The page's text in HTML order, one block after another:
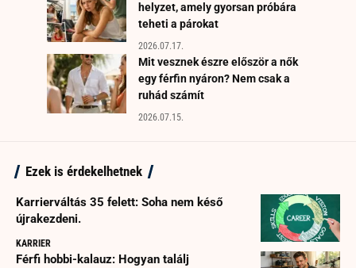
helyzet, amely gyorsan próbára
teheti a párokat
2026.07.17.
Mit vesznek észre először a nők
egy férfin nyáron? Nem csak a
ruhád számít
2026.07.15.
Ezek is érdekelhetnek
Karrierváltás 35 felett: Soha nem késő
újrakezdeni.
KARRIER
Férfi hobbi-kalauz: Hogyan találj